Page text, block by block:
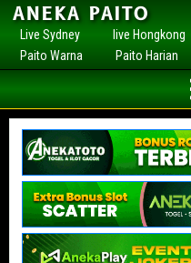
ANEKA PAITO
Live Sydney live Hongkong
Paito Warna
Paito Harian